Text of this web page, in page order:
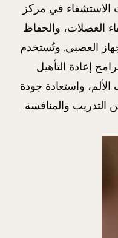
الاستشفاء في مركز
العضلات، والحفاظ
العصبي. وتُستخدم
إعادة التأهيل
واستعادة جودة
التدريب والمنافسة.